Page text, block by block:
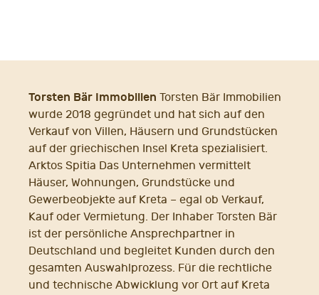
Torsten Bär Immobilien Torsten Bär Immobilien
wurde 2018 gegründet und hat sich auf den
Verkauf von Villen, Häusern und Grundstücken
auf der griechischen Insel Kreta spezialisiert.
Arktos Spitia Das Unternehmen vermittelt
Häuser, Wohnungen, Grundstücke und
Gewerbeobjekte auf Kreta – egal ob Verkauf,
Kauf oder Vermietung. Der Inhaber Torsten Bär
ist der persönliche Ansprechpartner in
Deutschland und begleitet Kunden durch den
gesamten Auswahlprozess. Für die rechtliche
und technische Abwicklung vor Ort auf Kreta